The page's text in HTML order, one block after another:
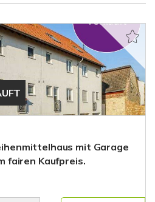
mit Garage
fairen Kaufpreis.